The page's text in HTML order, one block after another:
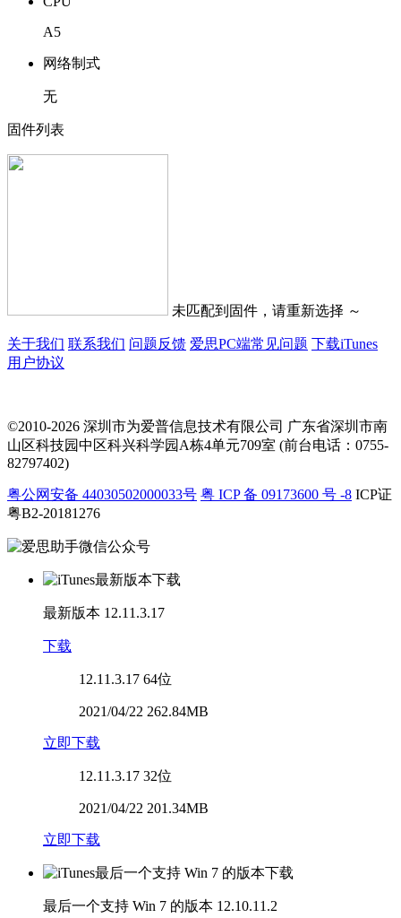
A5
网络制式
无
固件列表
未匹配到固件，请重新选择 ～
关于我们 联系我们 问题反馈 爱思PC端常见问题 下载iTunes
用户协议
©2010-2026 深圳市为爱普信息技术有限公司 广东省深圳市南
山区科技园中区科兴科学园A栋4单元709室 (前台电话：0755-
82797402)
粤公网安备 44030502000033号 粤 ICP 备 09173600 号 -8 ICP证
粤B2-20181276
最新版本 12.11.3.17
下载
12.11.3.17 64位
2021/04/22 262.84MB
立即下载
12.11.3.17 32位
2021/04/22 201.34MB
立即下载
最后一个支持 Win 7 的版本 12.10.11.2